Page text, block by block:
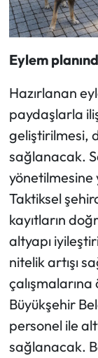
Eylem
Hazırlanan
paydaşlarla
geliştirilmesi,
sağlanacak.
yönetilmesine
Taktiksel
kayıtların
altyapı
nitelik artışı
Büyükşehir
personel ile
sağlanacak.